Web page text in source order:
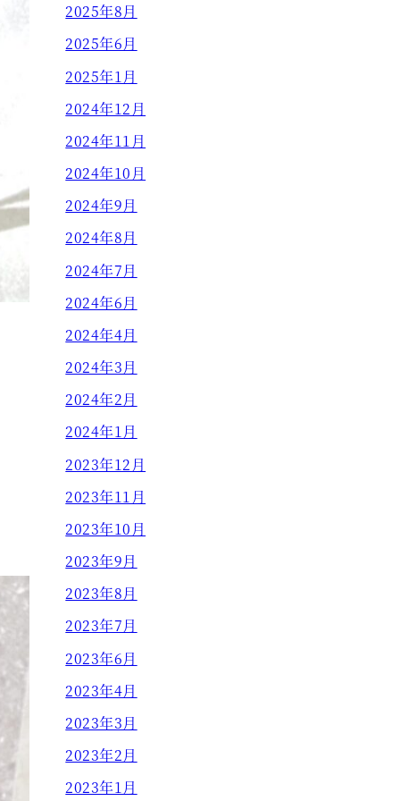
2025年8月
2025年6月
2025年1月
2024年12月
2024年11月
2024年10月
2024年9月
2024年8月
2024年7月
2024年6月
2024年4月
2024年3月
2024年2月
2024年1月
2023年12月
2023年11月
2023年10月
2023年9月
2023年8月
2023年7月
2023年6月
2023年4月
2023年3月
2023年2月
2023年1月